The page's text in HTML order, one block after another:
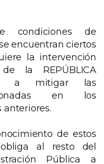
condiciones de
encuentran ciertos
la intervención
la REPÚBLICA
a mitigar las
en los
de estos
al resto del
Pública a